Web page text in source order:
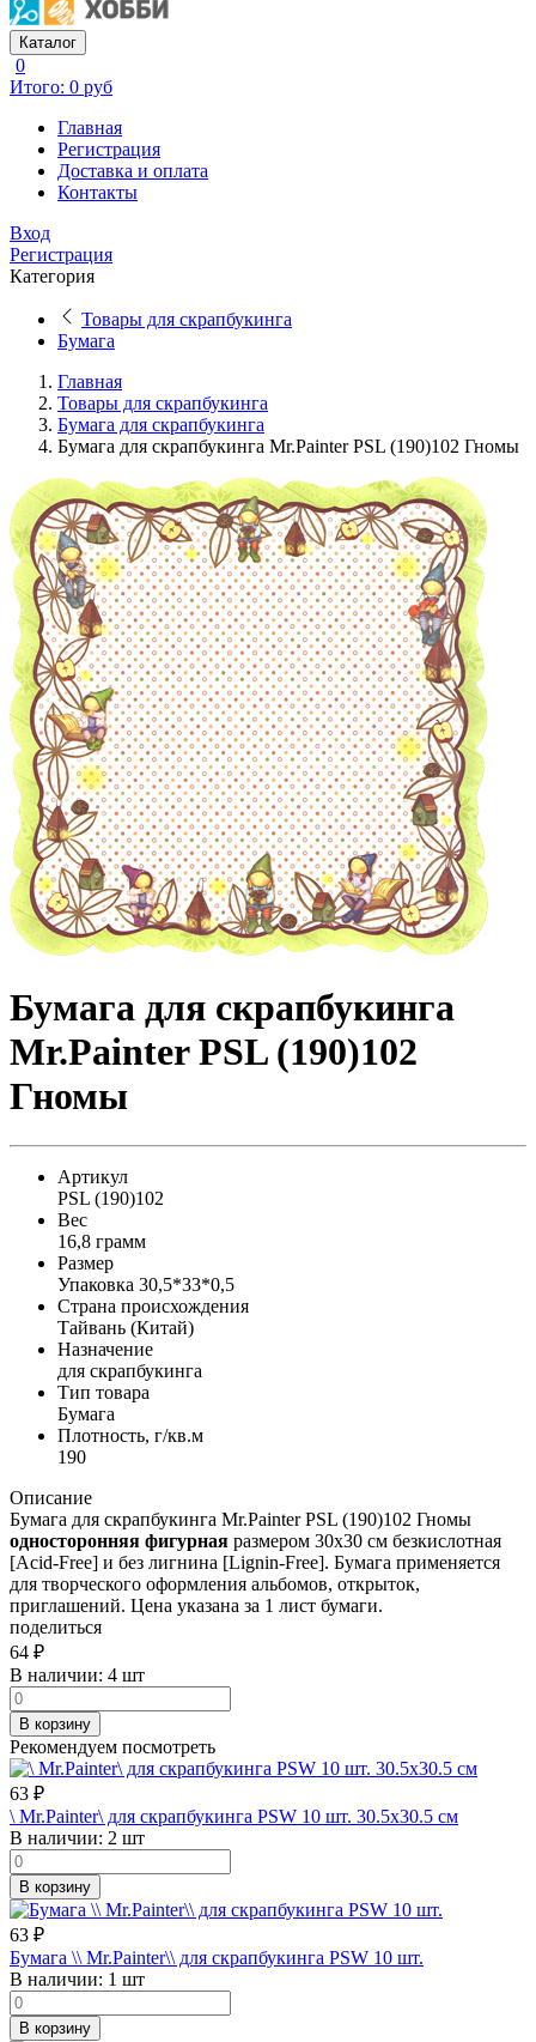
Каталог
0
Итого: 0 руб
Главная
Регистрация
Доставка и оплата
Контакты
Вход
Регистрация
Категория
Товары для скрапбукинга
Бумага
Главная
Товары для скрапбукинга
Бумага для скрапбукинга
Бумага для скрапбукинга Mr.Painter PSL (190)102 Гномы
Бумага для скрапбукинга
Mr.Painter PSL (190)102
Гномы
Артикул
PSL (190)102
Вес
16,8 грамм
Размер
Упаковка 30,5*33*0,5
Страна происхождения
Тайвань (Китай)
Назначение
для скрапбукинга
Тип товара
Бумага
Плотность, г/кв.м
190
Описание
Бумага для скрапбукинга Mr.Painter PSL (190)102 Гномы
односторонняя фигурная размером 30х30 см безкислотная
[Acid-Free] и без лигнина [Lignin-Free]. Бумага применяется
для творческого оформления альбомов, открыток,
приглашений. Цена указана за 1 лист бумаги.
поделиться
64 ₽
В наличии: 4 шт
В корзину
Рекомендуем посмотреть
63 ₽
\ Mr.Painter\ для скрапбукинга PSW 10 шт. 30.5х30.5 см
В наличии: 2 шт
В корзину
63 ₽
Бумага \\ Mr.Painter\\ для скрапбукинга PSW 10 шт.
В наличии: 1 шт
В корзину